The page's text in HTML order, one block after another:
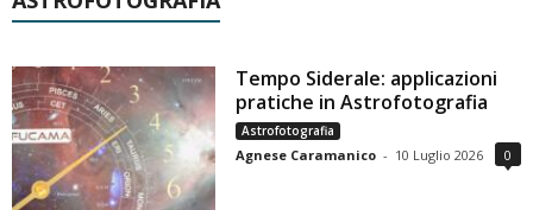
Tempo Siderale: applicazioni
pratiche in Astrofotografia
Astrofotografia
Agnese Caramanico - 10 Luglio 2026 0